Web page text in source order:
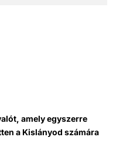
amely egyszerre
a Kislányod számára